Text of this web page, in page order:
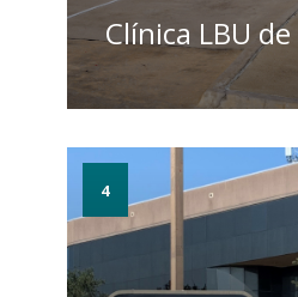
Clínica LBU
4